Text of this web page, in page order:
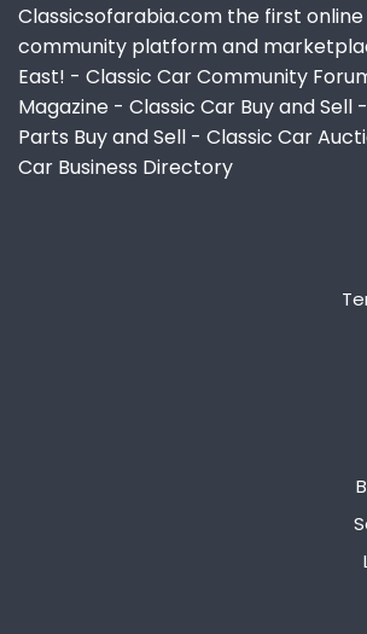
Classicsofarabia.com the first
community platform and
East! - Classic Car Community
Magazine - Classic Car Buy and Sell
Parts Buy and Sell - Classic Car
Car Business Directory